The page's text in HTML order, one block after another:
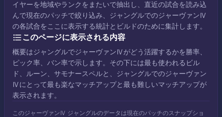
イヤーを地域やランクをまたいで抽出し、直近の試合を読み込
んで現在のパッチで絞り込み、ジャングルでのジャーヴァンⅣ
の各試合をここに表示する統計とビルドのために集計します。
このページに表示される内容
概要はジャングルでジャーヴァンⅣがどう活躍するかを勝率、
ピック率、バン率で示します。その下には最も使われるビル
ド、ルーン、サモナースペルと、ジャングルでのジャーヴァン
Ⅳにとって最も楽なマッチアップと最も難しいマッチアップが
表示されます。
このジャーヴァンⅣ ジャングルのデータは現在のパッチのスナップショ